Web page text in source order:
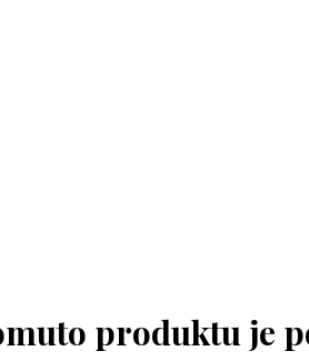
produktu je